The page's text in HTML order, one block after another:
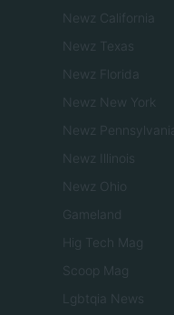
Newz California
Newz Texas
Newz Florida
Newz New York
Newz Pennsylvania
Newz Illinois
Newz Ohio
Gameland
Hig Tech Mag
Scoop Mag
Lgbtqia News